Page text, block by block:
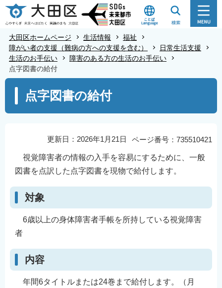
こ
の
で
大田区ホームページ 生活情報
福祉
障がい者の支援（難病の方への支援を含む）
日常生活支援
生活のお手伝い
障害のある方の生活のお手伝い
点字図書の給付
こ
点字図書の給付
ページ番号：735510421
更新日：2026年1月21日
視覚障害者の情報の入手を容易にするために、一般
図書を点訳した点字図書を現物で給付します。
対象
6歳以上の身体障害者手帳を所持している視覚障害
者
内容
年間6タイトルまたは24巻まで給付します。（月